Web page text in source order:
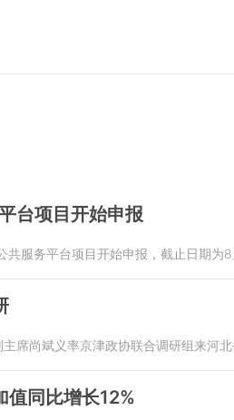
台项目开始申报
服务平台项目开始申报，截止日期为8
席尚斌义率京津政协联合调研组来河北
值同比增长12%